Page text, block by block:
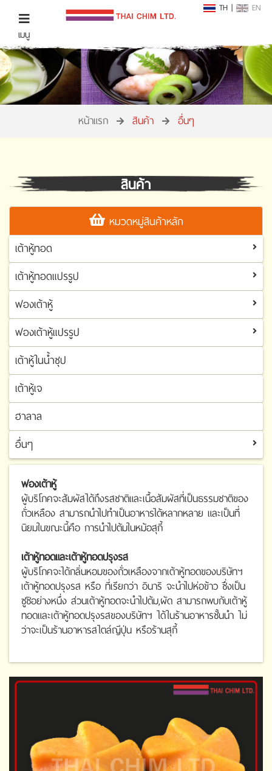
TH | EN
เมนู
หน้าแรก สินค้า อื่นๆ
สินค้า
หมวดหมู่สินค้าหลัก
เต้าหู้ทอด
เต้าหู้ทอด
เต้าหู้ทอดแปรรูป
เต้าหู้ทอดแปรรูป
ฟองเต้าหู้
ฟองเต้าหู้
ฟองเต้าหู้แปรรูป
ฟองเต้าหู้แปรรูป
เต้าหู้ในน้ำซุป
เต้าหู้เจ
ฮาลาล
อื่นๆ
ฟองเต้าหู้
ผู้บริโภคจะสัมผัสได้ถึงรสชาติและเนื้อสัมผัสที่เป็นธรรมชาติของ
ถั่วเหลือง สามารถนำไปทำเป็นอาหารได้หลากหลาย และเป็นที่
นิยมในขณะนี้คือ การนำไปต้มในหม้อสุกี้
เต้าหู้ทอดและเต้าหู้ทอดปรุงรส
ผู้บริโภคจะได้กลิ่นหอมของถั่วเหลืองจากเต้าหู้ทอดของบริษัทฯ
เต้าหู้ทอดปรุงรส หรือ ที่เรียกว่า อินาริ จะนำไปห่อข้าว ซึ่งเป็น
ซูชิอย่างหนึ่ง ส่วนเต้าหู้ทอดจะนำไปต้ม,ผัด สามารถพบกับเต้าหู้
ทอดและเต้าหู้ทอดปรุงรสของบริษัทฯ ได้ในร้านอาหารชั้นนำ ไม่
ว่าจะเป็นร้านอาหารสไตล์ญีปุ่น หรือร้านสุกี้